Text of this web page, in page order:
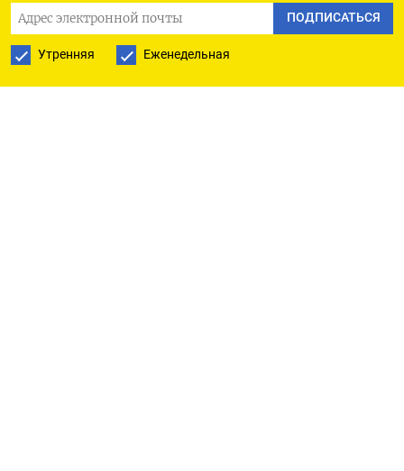
ПОДПИСАТЬСЯ
Утренняя Еженедельная
ПОДПИШИТЕСЬ НА НАШУ РАССЫЛКУ
ПОДПИСАТЬСЯ